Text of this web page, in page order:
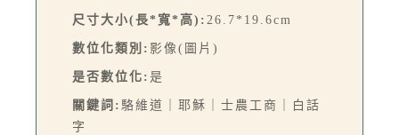
尺寸大小(長*寬*高): 26.7*19.6cm
數位化類別: 影像(圖片)
是否數位化: 是
關鍵詞: 駱維道｜耶穌｜士農工商｜白話
字